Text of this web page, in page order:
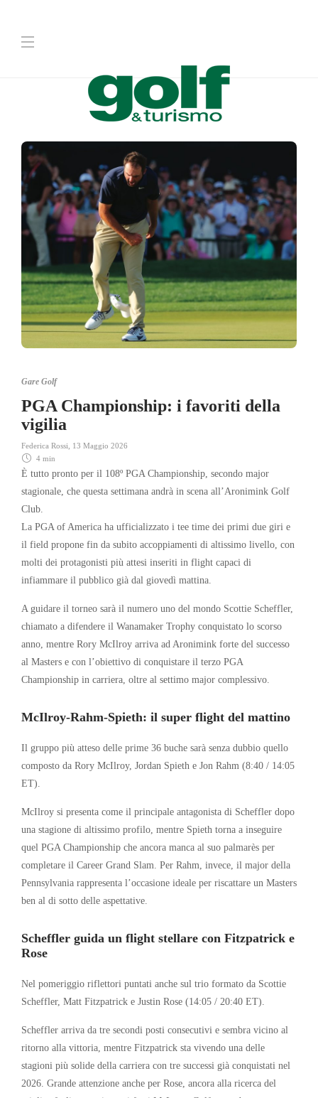
Gare Golf
PGA Championship: i favoriti della
vigilia
Federica Rossi
13 Maggio 2026
4 min
È tutto pronto per il 108º PGA Championship , secondo major
stagionale, che questa settimana andrà in scena all’Aronimink Golf
Club
La PGA of America ha ufficializzato i tee time dei primi due giri e
il field propone fin da subito accoppiamenti di altissimo livello, con
molti dei protagonisti più attesi inseriti in flight capaci di
infiammare il pubblico già dal giovedì mattina.
A guidare il torneo sarà il numero uno del mondo Scottie Scheffler,
chiamato a difendere il Wanamaker Trophy conquistato lo scorso
anno, mentre Rory McIlroy arriva ad Aronimink forte del successo
al Masters e con l’obiettivo di conquistare il terzo PGA
Championship in carriera, oltre al settimo major complessivo.
McIlroy-Rahm-Spieth: il super flight del mattino
Il gruppo più atteso delle prime 36 buche sarà senza dubbio quello
composto da Rory McIlroy, Jordan Spieth e Jon Rahm (8:40 / 14:05
ET).
McIlroy si presenta come il principale antagonista di Scheffler dopo
una stagione di altissimo profilo, mentre Spieth torna a inseguire
quel PGA Championship che ancora manca al suo palmarès per
completare il Career Grand Slam. Per Rahm, invece, il major della
Pennsylvania rappresenta l’occasione ideale per riscattare un Masters
ben al di sotto delle aspettative.
Scheffler guida un flight stellare con Fitzpatrick e
Rose
Nel pomeriggio riflettori puntati anche sul trio formato da Scottie
Scheffler, Matt Fitzpatrick e Justin Rose (14:05 / 20:40 ET).
Scheffler arriva da tre secondi posti consecutivi e sembra vicino al
ritorno alla vittoria, mentre Fitzpatrick sta vivendo una delle
stagioni più solide della carriera con tre successi già conquistati nel
2026. Grande attenzione anche per Rose, ancora alla ricerca del